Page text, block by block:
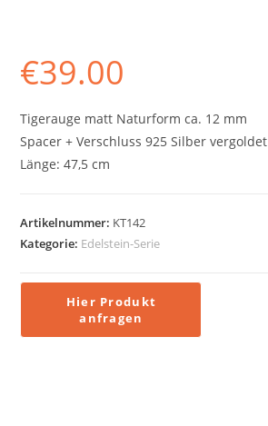
€39.00
Tigerauge matt Naturform ca. 12 mm
Spacer + Verschluss 925 Silber vergoldet
Länge: 47,5 cm
Artikelnummer: KT142
Kategorie: Edelstein-Serie